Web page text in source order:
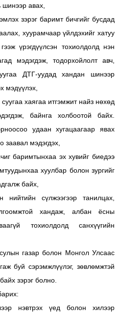
шинээр авах,
зэрэг баримт бичгийг бусдад
хуурамчаар үйлдэхийг хатуу
үрэгдүүлсэн тохиолдолд нэн
мэдэгдэж, тодорхойлолт авч,
ДТГ-уудад хандан шинээр
мэдүүлэх,
хаягаа итгэмжит найз нөхөд
байнга холбоотой байх.
удаан хугацаагаар явах
заавал мэдэгдэх,
баримтынхаа эх хувийг биедээ
хуулбар болон зургийг
байх,
сүлжээгээр танилцах,
хандаж, албан ёсны
тохиолдолд санхүүгийн
газар болон Монгол Улсаас
буй сэрэмжлүүлэг, зөвлөмжтэй
зэрэг болно.
нэвтрэх үед болон хилээр